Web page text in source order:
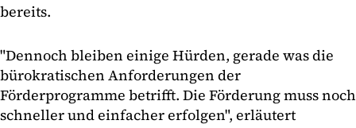
bereits.
"Dennoch bleiben einige Hürden, gerade was die
bürokratischen Anforderungen der
Förderprogramme betrifft. Die Förderung muss noch
schneller und einfacher erfolgen", erläutert